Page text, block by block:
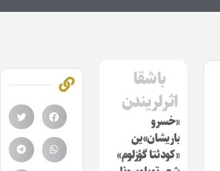
باشقا
اثرلریندن
«خسرو
باریشان»ین
«کودئتا گؤزلوم»